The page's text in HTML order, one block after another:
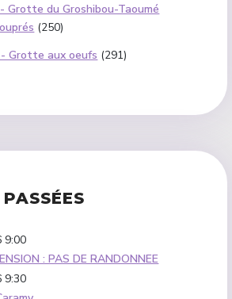
Grotte du Groshibou-Taoumé
(250)
Grotte aux oeufs (291)
9:00
: PAS DE RANDONNEE
9:30